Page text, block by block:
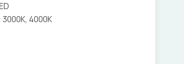
3000K, 4000K